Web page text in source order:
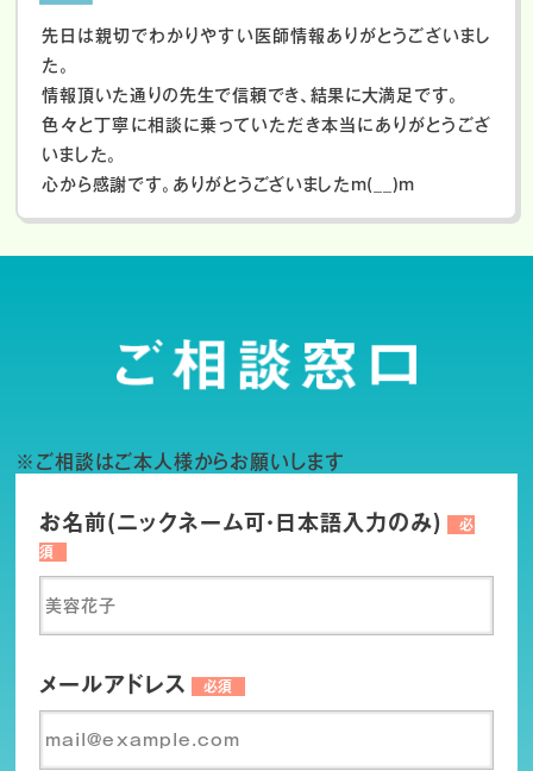
先日は親切でわかりやすい医師情報ありがとうございまし
た。
情報頂いた通りの先生で信頼でき、結果に大満足です。
色々と丁寧に相談に乗っていただき本当にありがとうござ
いました。
心から感謝です。ありがとうございましたm(__)m
※ご相談はご本人様からお願いします
お名前(ニックネーム可・日本語入力のみ)
必
須
メールアドレス 必須